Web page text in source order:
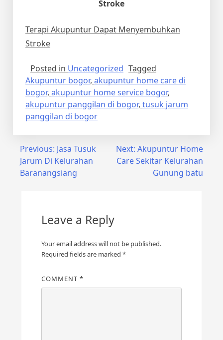
Stroke
Terapi Akupuntur Dapat Menyembuhkan
Stroke
Posted in Uncategorized Tagged
Akupuntur bogor, akupuntur home care di
bogor, akupuntur home service bogor,
akupuntur panggilan di bogor, tusuk jarum
panggilan di bogor
Post
navigation
Previous: Jasa Tusuk
Jarum Di Kelurahan
Baranangsiang
Next: Akupuntur Home
Care Sekitar Kelurahan
Gunung batu
Leave a Reply
Your email address will not be published.
Required fields are marked *
COMMENT *